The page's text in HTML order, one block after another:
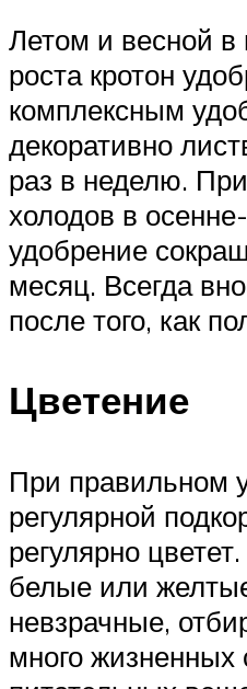
Летом и весной в
роста кротон
комплексным
декоративно
раз в неделю.
холодов в
удобрение
месяц. Всегда
после того, как
Цветение
При правильном
регулярной
регулярно
белые или
невзрачные,
много жизненных